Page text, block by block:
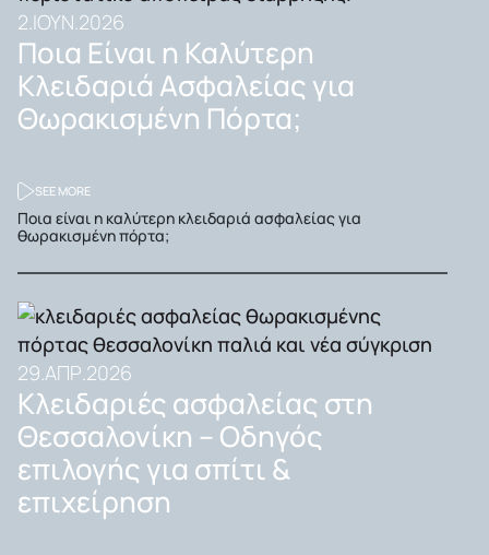
2.ΙΟΎΝ.2026
Ποια Είναι η Καλύτερη
Κλειδαριά Ασφαλείας για
Θωρακισμένη Πόρτα;
SEE MORE
Ποια είναι η καλύτερη κλειδαριά ασφαλείας για
θωρακισμένη πόρτα;
29.ΑΠΡ.2026
Κλειδαριές ασφαλείας στη
Θεσσαλονίκη – Οδηγός
επιλογής για σπίτι &
επιχείρηση